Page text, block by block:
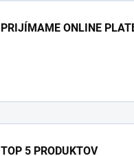
PRIJÍMAME ONLINE
TOP 5 PRODUKTOV